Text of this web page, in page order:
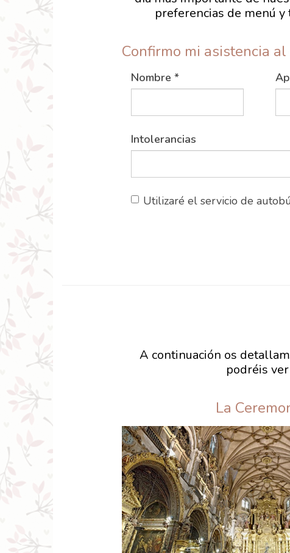
preferencias de menú
Confirmo mi asistencia
Nombre *
Intolerancias
Utilizaré el servicio de
A continuación os
podréis
La